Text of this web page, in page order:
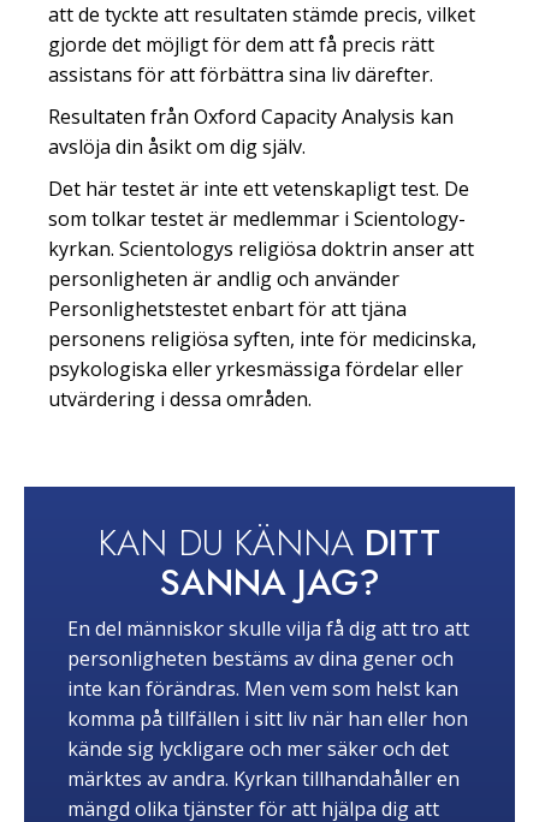
att de tyckte att resultaten stämde precis, vilket
gjorde det möjligt för dem att få precis rätt
assistans för att förbättra sina liv därefter.
Resultaten från Oxford Capacity Analysis kan
avslöja din åsikt om dig själv.
Det här testet är inte ett vetenskapligt test. De
som tolkar testet är medlemmar i Scientology-
kyrkan. Scientologys religiösa doktrin anser att
personligheten är andlig och använder
Personlighetstestet enbart för att tjäna
personens religiösa syften, inte för medicinska,
psykologiska eller yrkesmässiga fördelar eller
utvärdering i dessa områden.
KAN DU KÄNNA DITT
SANNA JAG?
En del människor skulle vilja få dig att tro att
personligheten bestäms av dina gener och
inte kan förändras. Men vem som helst kan
komma på tillfällen i sitt liv när han eller hon
kände sig lyckligare och mer säker och det
märktes av andra. Kyrkan tillhandahåller en
mängd olika tjänster för att hjälpa dig att